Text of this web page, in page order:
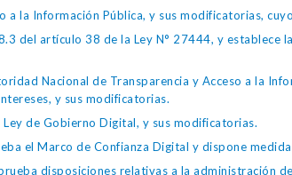
a la Información Pública, y sus modificatorias,
del artículo 38 de la Ley N° 27444, y
Nacional de Transparencia y Acceso a la
y sus modificatorias.
de Gobierno Digital, y sus modificatorias.
el Marco de Confianza Digital y dispone
disposiciones relativas a la administración